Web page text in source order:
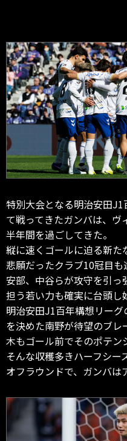
特別大会となる明治安田
て戦ってきたガンバは、
半年間を過ごしてきた。
縦に速くゴールに迫る新た
悲願だったクラブ10冠目も
安部、中谷らが攻守を引っ
担う若い力も確実に台頭し
明治安田J1百年構想リー
を決めた南野が待望のブ
木もゴール前でそのポテン
そんな収穫多きハーフシー
オフラウンドで、ガンバは